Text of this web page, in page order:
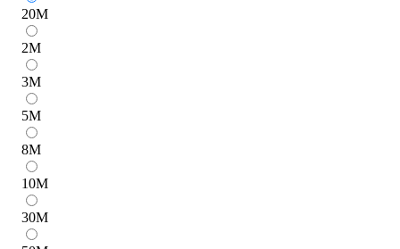
20M
2M
3M
5M
8M
10M
30M